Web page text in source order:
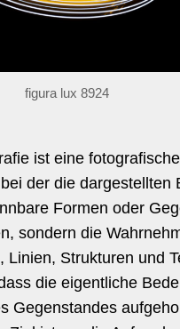
figura lux 8924
ist eine fotografische
der die dargestellten
Formen oder
sondern die
Linien, Strukturen und
die eigentliche
Gegenstandes